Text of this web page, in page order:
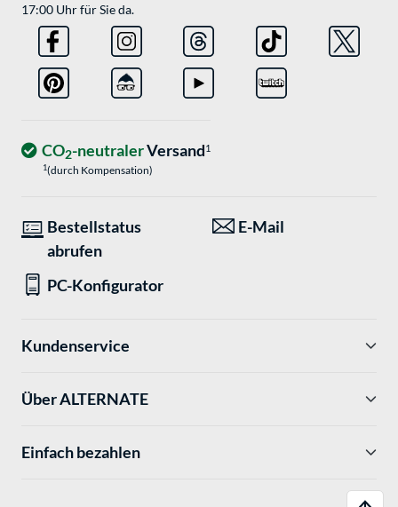
17:00 Uhr für Sie da.
CO2-neutralerVersand1
1(durch Kompensation)
Bestellstatus
abrufen
E-Mail
PC-Konfigurator
Kundenservice
Über ALTERNATE
Einfach bezahlen